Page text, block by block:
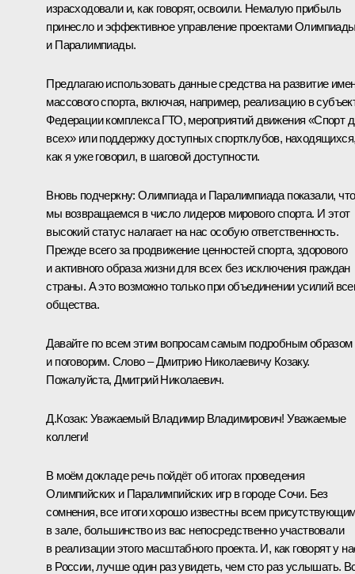
израсходовали и, как говорят, освоили. Немалую прибыль
принесло и эффективное управление проектами
и Паралимпиады.
Предлагаю использовать данные средства на развитие
массового спорта, включая, например, реализацию в
Федерации комплекса ГТО, мероприятий движения «Спорт
всех» или поддержку доступных спортклубов,
как я уже говорил, в шаговой доступности.
Вновь подчеркну: Олимпиада и Паралимпиада показали, что
мы возвращаемся в число лидеров мирового спорта. И этот
высокий статус налагает на нас особую ответственность.
Прежде всего за продвижение ценностей спорта, здорового
и активного образа жизни для всех без исключения граждан
страны. А это возможно только при объединении усилий
общества.
Давайте по всем этим вопросам самым подробным образом
и поговорим. Слово – Дмитрию Николаевичу Козаку.
Пожалуйста, Дмитрий Николаевич.
Д.Козак: Уважаемый Владимир Владимирович! Уважаемые
коллеги!
В моём докладе речь пойдёт об итогах проведения
Олимпийских и Паралимпийских игр в городе Сочи. Без
сомнения, все итоги хорошо известны всем
в зале, большинство из вас непосредственно участвовали
в реализации этого масштабного проекта. И, как говорят у
в России, лучше один раз увидеть, чем сто раз услышать.